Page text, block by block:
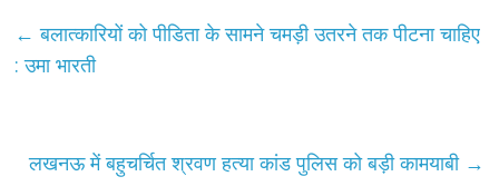
← बलात्कारियों को पीडिता के सामने चमड़ी उतरने तक पीटना चाहिए
: उमा भारती
लखनऊ में बहुचर्चित श्रवण हत्या कांड पुलिस को बड़ी कामयाबी →